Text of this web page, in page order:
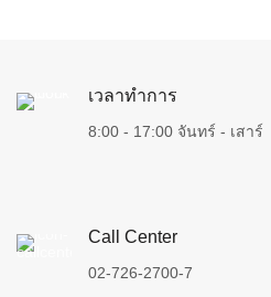
เวลาทำการ
8:00 - 17:00 จันทร์ - เสาร์
Call Center
02-726-2700-7